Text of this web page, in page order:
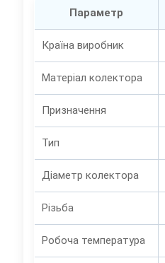
Параметр
Країна виробник
Матеріал колектора
Призначення
Тип
Діаметр колектора
Різьба
Робоча температура